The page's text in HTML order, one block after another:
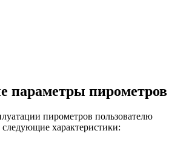
параметры пирометров
пирометров пользователю
следующие характеристики: